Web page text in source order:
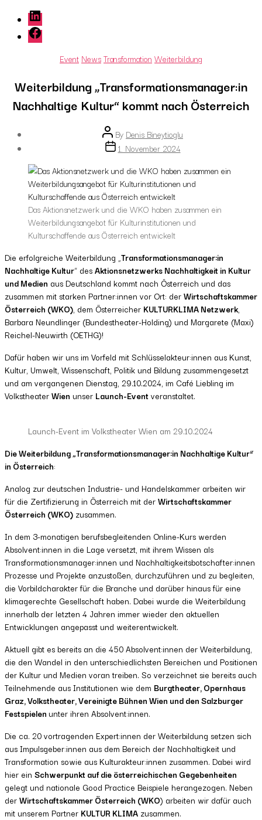
LinkedIn
Facebook
Categories
Event NewsTransformation Weiterbildung
Weiterbildung „Transformationsmanager:in
Nachhaltige Kultur“ kommt nach Österreich
Post
author
By Denis Bineytioglu
Post1. November 2024
Das Aktionsnetzwerk und die WKO haben zusammen ein
Weiterbildungsangebot für Kulturinstitutionen und
Kulturschaffende aus Österreich entwickelt
Die erfolgreiche Weiterbildung „Transformationsmanager:in
Nachhaltige Kultur“ desAktionsnetzwerks Nachhaltigkeit in Kultur
und Medien aus Deutschland kommt nach Österreich und das
zusammen mit starken Partner:innen vor Ort: derWirtschaftskammer
Österreich (WKO), dem Österreicher KULTURKLIMA Netzwerk,
Barbara Neundlinger (Bundestheater-Holding) und Margarete (Maxi)
Reichel-Neuwirth (OETHG)!
Dafür haben wir uns im Vorfeld mit Schlüsselakteur:innen aus Kunst,
Kultur, Umwelt, Wissenschaft, Politik und Bildung zusammengesetzt
und am vergangenen Dienstag, 29.10.2024, im Café Liebling im
VolkstheaterWien unser Launch-Eventveranstaltet.
Launch-Event im Volkstheater Wien am 29.10.2024
Die Weiterbildung „Transformationsmanager:in Nachhaltige Kultur“
in Österreich:
Analog zur deutschen Industrie- und Handelskammer arbeiten wir
für die Zertifizierung in Österreich mit derWirtschaftskammer
Österreich (WKO) zusammen.
In dem 3-monatigen berufsbegleitenden Online-Kurs werden
Absolvent:innen in die Lage versetzt, mit ihrem Wissen als
Transformationsmanager:innen und Nachhaltigkeitsbotschafter:innen
Prozesse und Projekte anzustoßen, durchzuführen und zu begleiten,
die Vorbildcharakter für die Branche und darüber hinaus für eine
klimagerechte Gesellschaft haben. Dabei wurde die Weiterbildung
innerhalb der letzten 4 Jahren immer wieder den aktuellen
Entwicklungen angepasst und weiterentwickelt.
Aktuell gibt es bereits an die 450 Absolvent:innen der Weiterbildung,
die den Wandel in den unterschiedlichsten Bereichen und Positionen
der Kultur und Medien voran treiben. So verzeichnet sie bereits auch
Teilnehmende aus Institutionen wie dem Burgtheater, Opernhaus
Graz, Volkstheater, Vereinigte Bühnen Wien und den Salzburger
Festspielenunter ihren Absolvent:innen.
Die ca. 20 vortragenden Expert:innen der Weiterbildung setzen sich
aus Impulsgeber:innen aus dem Bereich der Nachhaltigkeit und
Transformation sowie aus Kulturakteur:innen zusammen. Dabei wird
hier ein Schwerpunkt auf die österreichischen Gegebenheiten
gelegt und nationale Good Practice Beispiele herangezogen. Neben
derWirtschaftskammer Österreich (WKO) arbeiten wir dafür auch
mit unserem Partner KULTUR KLIMA zusammen.